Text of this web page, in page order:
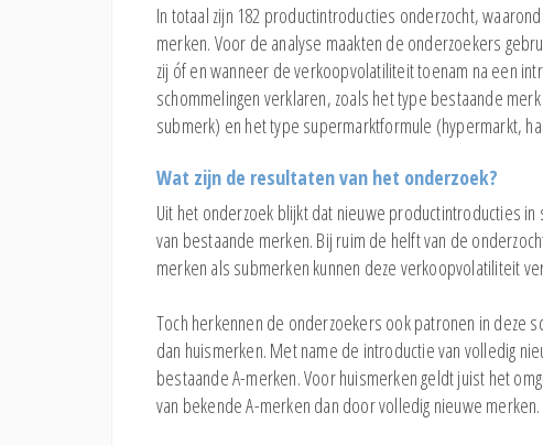
In totaal zijn 182 productintroducties onderzocht,
merken. Voor de analyse maakten de onderzoekers
zij óf en wanneer de verkoopvolatiliteit toenam na een
schommelingen verklaren, zoals het type bestaande
submerk) en het type supermarktformule (hypermarkt,
Wat zijn de resultaten van het onderzoek?
Uit het onderzoek blijkt dat nieuwe productintroducties
van bestaande merken. Bij ruim de helft van de
merken als submerken kunnen deze verkoopvolatiliteit
Toch herkennen de onderzoekers ook patronen in deze
dan huismerken. Met name de introductie van volledig
bestaande A-merken. Voor huismerken geldt juist het
van bekende A-merken dan door volledig nieuwe merken.